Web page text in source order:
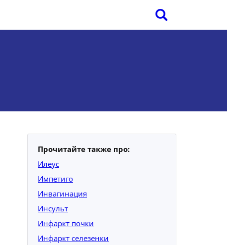
Прочитайте также про:
Илеус
Импетиго
Инвагинация
Инсульт
Инфаркт почки
Инфаркт селезенки